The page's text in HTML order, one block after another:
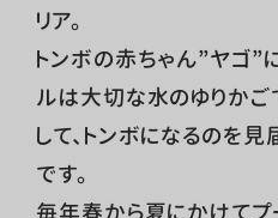
リア。
トンボの赤ちゃん”ヤゴ”
ルは大切な水のゆりかご
して、トンボになるのを見
です。